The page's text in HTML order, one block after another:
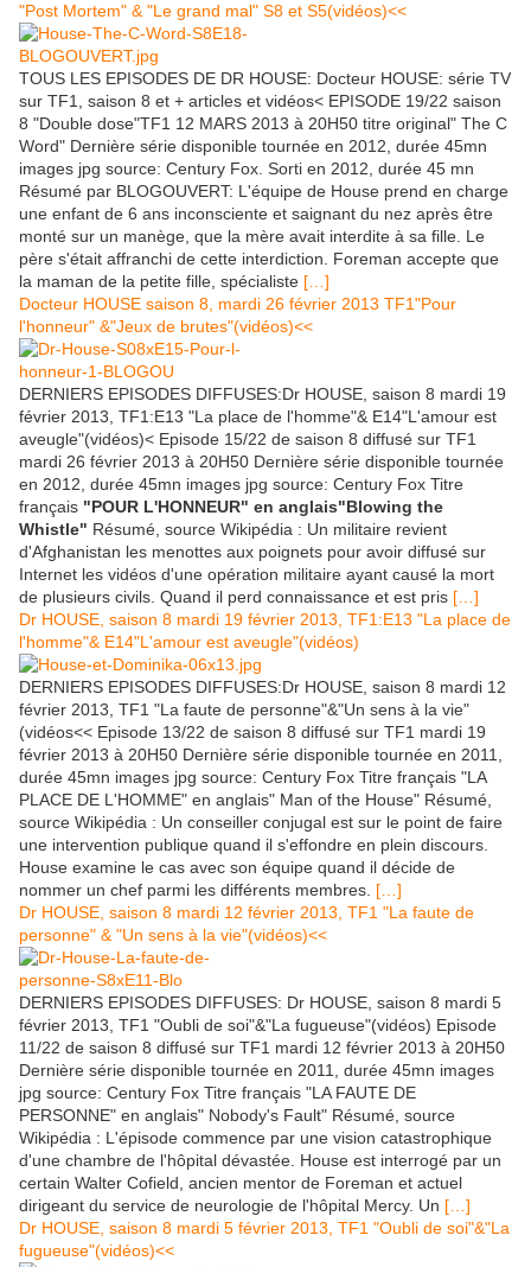
"Post Mortem" & "Le grand mal" S8 et S5(vidéos)<<
TOUS LES EPISODES DE DR HOUSE: Docteur HOUSE: série TV
sur TF1, saison 8 et + articles et vidéos< EPISODE 19/22 saison
8 "Double dose"TF1 12 MARS 2013 à 20H50 titre original" The C
Word" Dernière série disponible tournée en 2012, durée 45mn
images jpg source: Century Fox. Sorti en 2012, durée 45 mn
Résumé par BLOGOUVERT: L'équipe de House prend en charge
une enfant de 6 ans inconsciente et saignant du nez après être
monté sur un manège, que la mère avait interdite à sa fille. Le
père s'était affranchi de cette interdiction. Foreman accepte que
la maman de la petite fille, spécialiste […]
Docteur HOUSE saison 8, mardi 26 février 2013 TF1"Pour
l'honneur" &"Jeux de brutes"(vidéos)<<
DERNIERS EPISODES DIFFUSES:Dr HOUSE, saison 8 mardi 19
février 2013, TF1:E13 "La place de l'homme"& E14"L'amour est
aveugle"(vidéos)< Episode 15/22 de saison 8 diffusé sur TF1
mardi 26 février 2013 à 20H50 Dernière série disponible tournée
en 2012, durée 45mn images jpg source: Century Fox Titre
français "POUR L'HONNEUR" en anglais"Blowing the
Whistle" Résumé, source Wikipédia : Un militaire revient
d'Afghanistan les menottes aux poignets pour avoir diffusé sur
Internet les vidéos d'une opération militaire ayant causé la mort
de plusieurs civils. Quand il perd connaissance et est pris […]
Dr HOUSE, saison 8 mardi 19 février 2013, TF1:E13 "La place de
l'homme"& E14"L'amour est aveugle"(vidéos)
DERNIERS EPISODES DIFFUSES:Dr HOUSE, saison 8 mardi 12
février 2013, TF1 "La faute de personne"&"Un sens à la vie"
(vidéos<< Episode 13/22 de saison 8 diffusé sur TF1 mardi 19
février 2013 à 20H50 Dernière série disponible tournée en 2011,
durée 45mn images jpg source: Century Fox Titre français "LA
PLACE DE L'HOMME" en anglais" Man of the House" Résumé,
source Wikipédia : Un conseiller conjugal est sur le point de faire
une intervention publique quand il s'effondre en plein discours.
House examine le cas avec son équipe quand il décide de
nommer un chef parmi les différents membres. […]
Dr HOUSE, saison 8 mardi 12 février 2013, TF1 "La faute de
personne" & "Un sens à la vie"(vidéos)<<
DERNIERS EPISODES DIFFUSES: Dr HOUSE, saison 8 mardi 5
février 2013, TF1 "Oubli de soi"&"La fugueuse"(vidéos) Episode
11/22 de saison 8 diffusé sur TF1 mardi 12 février 2013 à 20H50
Dernière série disponible tournée en 2011, durée 45mn images
jpg source: Century Fox Titre français "LA FAUTE DE
PERSONNE" en anglais" Nobody's Fault" Résumé, source
Wikipédia : L'épisode commence par une vision catastrophique
d'une chambre de l'hôpital dévastée. House est interrogé par un
certain Walter Cofield, ancien mentor de Foreman et actuel
dirigeant du service de neurologie de l'hôpital Mercy. Un […]
Dr HOUSE, saison 8 mardi 5 février 2013, TF1 "Oubli de soi"&"La
fugueuse"(vidéos)<<